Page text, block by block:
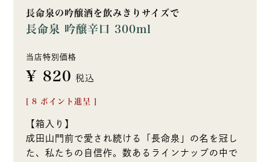
長命泉の吟醸酒を飲みきりサイズで
長命泉 吟醸辛口 300ml
当店特別価格
¥ 820 税込
8 ポイント進呈 ]
【箱入り】
成田山門前で愛され続ける「長命泉」の名を冠し
た、私たちの自信作。数あるラインナップの中で